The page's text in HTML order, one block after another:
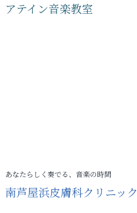
アテイン音楽教室
あなたらしく奏でる、音楽の時間
南芦屋浜皮膚科クリニック